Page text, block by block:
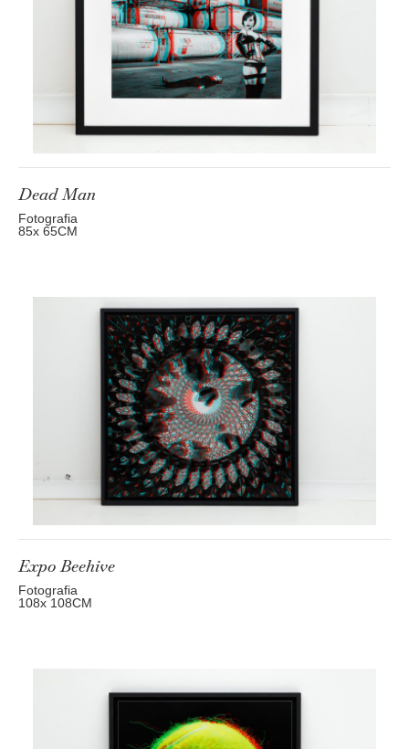
Dead Man
Fotografia
85x 65CM
Expo Beehive
Fotografia
108x 108CM